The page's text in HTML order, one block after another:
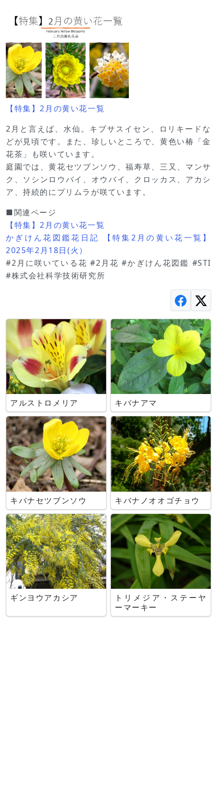
【特集】2月の黄い花一覧
2月と言えば、水仙。キブサスイセン、ロリキードな
どが見頃です。また、珍しいところで、黄色い椿「金
花茶」も咲いています。
庭園では、黄花セツブンソウ、福寿草、三又、マンサ
ク、ソシンロウバイ、オウバイ、クロッカス、アカシ
ア、持続的にプリムラが咲ています。
■関連ページ
【特集】2月の黄い花一覧
かぎけん花図鑑花日記 【特集2月の黄い花一覧】
2025年2月18日(火）
#2月に咲いている花 #2月花 #かぎけん花図鑑 #STI
#株式会社科学技術研究所
アルストロメリア キバナアマ
キバナセツブンソウ キバナノオオゴチョウ
ギンヨウアカシア
トリメジア・ステーヤ
ーマーキー